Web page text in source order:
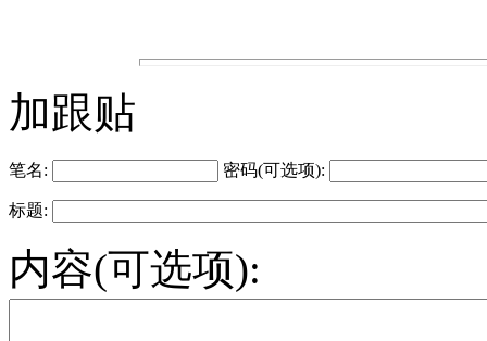
加跟贴
笔名: 密码(可选项):
标题:
内容(可选项):